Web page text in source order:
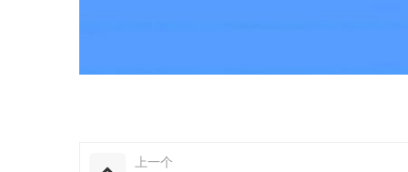
上一个